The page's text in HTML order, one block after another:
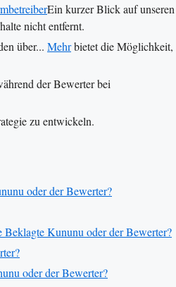
Ein kurzer Blick auf
nicht entfernt.
über... Mehrbietet die Möglichkeit,
der Bewerter bei
zu entwickeln.
oder der Bewerter?
Beklagte Kununu oder der Bewerter?
oder der Bewerter?